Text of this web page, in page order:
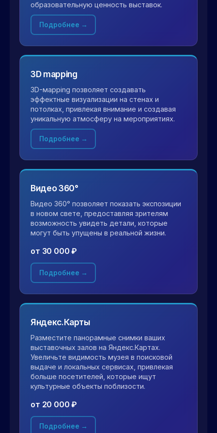
образовательную ценность выставок.
Подробнее →
3D mapping
3D-мapping позволяет создавать
эффектные визуализации на стенах и
потолках, привлекая внимание и создавая
уникальную атмосферу на мероприятиях.
Подробнее →
Видео 360°
Видео 360° позволяет показать экспозиции
в новом свете, предоставляя зрителям
возможность увидеть детали, которые
могут быть упущены в реальной жизни.
от 30 000 ₽
Подробнее →
Яндекс.Карты
Разместите панорамные снимки ваших
выставочных залов на Яндекс.Картах.
Увеличьте видимость музея в поисковой
выдаче и локальных сервисах, привлекая
больше посетителей, которые ищут
культурные объекты поблизости.
от 20 000 ₽
Подробнее →